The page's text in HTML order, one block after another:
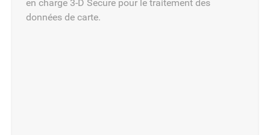
en charge 3-D Secure pour le traitement des
données de carte.